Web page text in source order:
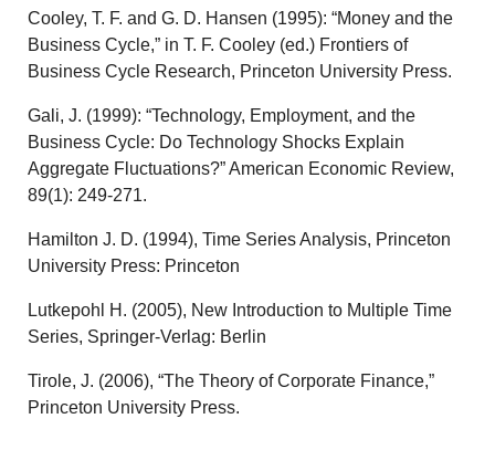
Cooley, T. F. and G. D. Hansen (1995): “Money and the
Business Cycle,” in T. F. Cooley (ed.) Frontiers of
Business Cycle Research, Princeton University Press.
Gali, J. (1999): “Technology, Employment, and the
Business Cycle: Do Technology Shocks Explain
Aggregate Fluctuations?” American Economic Review,
89(1): 249-271.
Hamilton J. D. (1994), Time Series Analysis, Princeton
University Press: Princeton
Lutkepohl H. (2005), New Introduction to Multiple Time
Series, Springer-Verlag: Berlin
Tirole, J. (2006), “The Theory of Corporate Finance,”
Princeton University Press.